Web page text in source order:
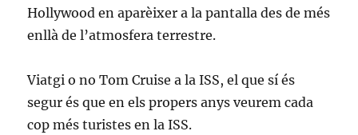
Hollywood en aparèixer a la pantalla des de més
enllà de l’atmosfera terrestre.
Viatgi o no Tom Cruise a la ISS, el que sí és
segur és que en els propers anys veurem cada
cop més turistes en la ISS.